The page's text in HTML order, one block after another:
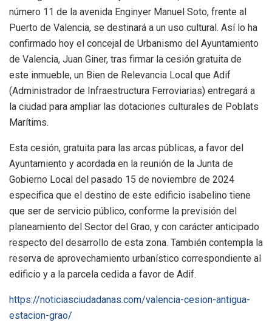
número 11 de la avenida Enginyer Manuel Soto, frente al
Puerto de Valencia, se destinará a un uso cultural. Así lo ha
confirmado hoy el concejal de Urbanismo del Ayuntamiento
de Valencia, Juan Giner, tras firmar la cesión gratuita de
este inmueble, un Bien de Relevancia Local que Adif
(Administrador de Infraestructura Ferroviarias) entregará a
la ciudad para ampliar las dotaciones culturales de Poblats
Marítims.
Esta cesión, gratuita para las arcas públicas, a favor del
Ayuntamiento y acordada en la reunión de la Junta de
Gobierno Local del pasado 15 de noviembre de 2024
especifica que el destino de este edificio isabelino tiene
que ser de servicio público, conforme la previsión del
planeamiento del Sector del Grao, y con carácter anticipado
respecto del desarrollo de esta zona. También contempla la
reserva de aprovechamiento urbanístico correspondiente al
edificio y a la parcela cedida a favor de Adif.
https://noticiasciudadanas.com/valencia-cesion-antigua-
estacion-grao/